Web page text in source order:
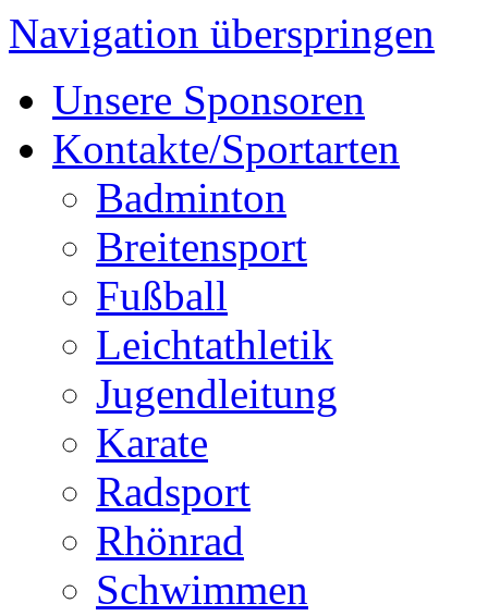
Navigation überspringen
Unsere Sponsoren
Kontakte/Sportarten
Badminton
Breitensport
Fußball
Leichtathletik
Jugendleitung
Karate
Radsport
Rhönrad
Schwimmen